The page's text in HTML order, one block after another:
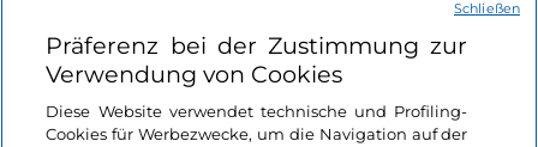
Login
Bleiben wir in Kontakt
Präferenz bei der Zustimmung zur
Verwendung von Cookies
Diese Website verwendet technische und Profiling-
Cookies für Werbezwecke, um die Navigation auf der
Schließen